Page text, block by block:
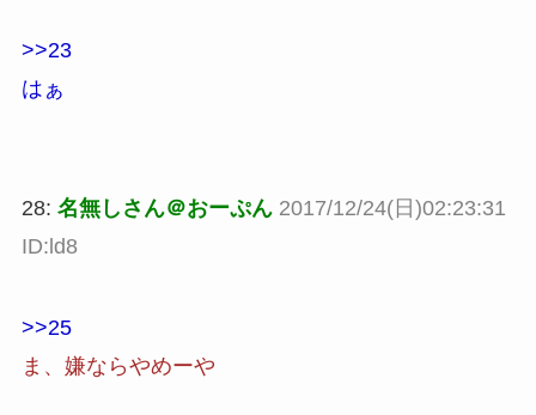
>>23
はぁ
28: 名無しさん＠おーぷん 2017/12/24(日)02:23:31
ID:ld8
>>25
ま、嫌ならやめーや